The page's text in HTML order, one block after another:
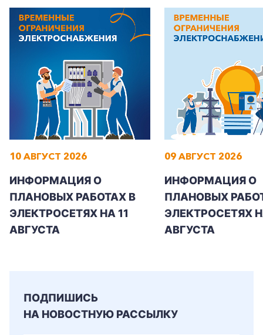
10 АВГУСТ 2026
ИНФОРМАЦИЯ О
ПЛАНОВЫХ РАБОТАХ В
ЭЛЕКТРОСЕТЯХ НА 11
АВГУСТА
09 АВГУСТ 2026
ИНФОРМАЦИЯ О
ПЛАНОВЫХ
ЭЛЕКТРОСЕТЯХ
АВГУСТА
ПОДПИШИСЬ
НА НОВОСТНУЮ РАССЫЛКУ